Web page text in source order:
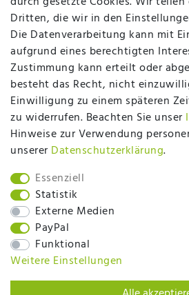
Ob online oder vor Ort im
Ibbenbüren - wir beraten Sie
Mehr erfahren
Dritten, die wir in den
Die Datenverarbeitung kann mit
aufgrund eines berechtigten
Zustimmung kann erteilt oder
besteht das Recht, nicht
Einwilligung zu einem späteren
zu widerrufen. Beachten Sie unser
Hinweise zur Verwendung
unserer Daten­schutz­erklärung.
Essenziell
Statistik
Externe Medien
PayPal
Funktional
Weitere Einstellungen
plentymarkets Template von